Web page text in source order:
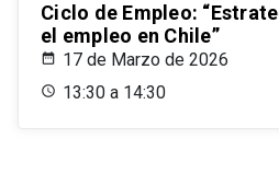
Ciclo de Empleo:
el empleo en Chile”
17 de Marzo de 2026
13:30 a 14:30